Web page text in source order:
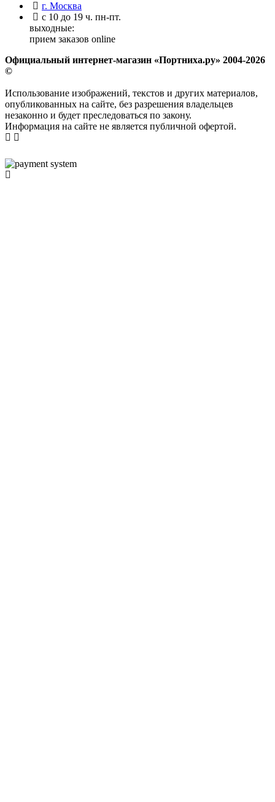
г. Москва
с 10 до 19 ч. пн-пт.
выходные:
прием заказов online
Официальный интернет-магазин «Портниха.ру» 2004-2026
©
Использование изображений, текстов и других материалов,
опубликованных на сайте, без разрешения владельцев
незаконно и будет преследоваться по закону.
Информация на сайте не является публичной офертой.